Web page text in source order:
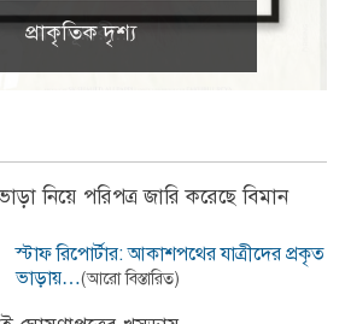
প্রাকৃতিক দৃশ্য
নিয়ে পরিপত্র জারি করেছে বিমান
স্টাফ রিপোর্টার: আকাশপথের যাত্রীদের প্রকৃত
ভাড়ায়…(আরো বিস্তারিত)